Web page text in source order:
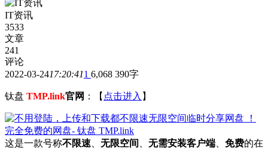
IT资讯
3533
文章
241
评论
2022-03-2417:20:411 6,068 390字
钛盘 TMP.link官网 ：【 点击进入 】
这是一款号称不限速 无限空间 无需安装客户端 免费的在